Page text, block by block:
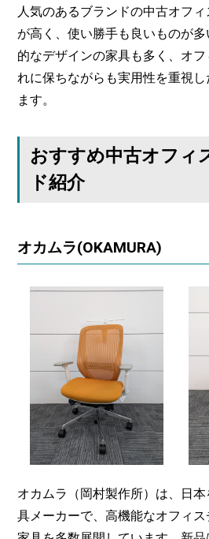
人気のあるブランドの中古オフ
が高く、使い勝手も良いものが
的なデザインの家具も多く、オ
れに保ちながらも実用性を重視
ます。
おすすめ中古オフィ
ド紹介
オカムラ(OKAMURA)
オカムラ（岡村製作所）は、日
具メーカーで、高機能なオフィ